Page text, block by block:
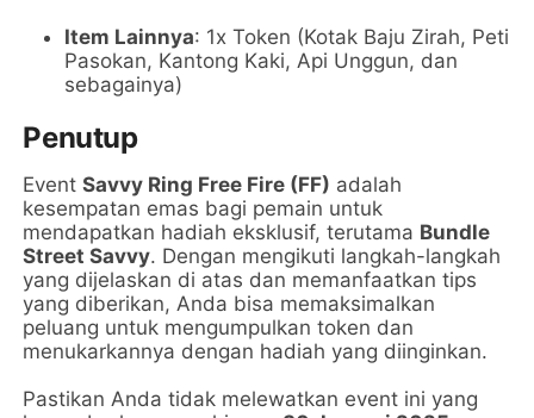
Item Lainnya: 1x Token (Kotak Baju Zirah, Peti
Pasokan, Kantong Kaki, Api Unggun, dan
sebagainya)
Penutup
EventSavvy Ring Free Fire (FF) adalah
kesempatan emas bagi pemain untuk
mendapatkan hadiah eksklusif, terutama Bundle
Street Savvy. Dengan mengikuti langkah-langkah
yang dijelaskan di atas dan memanfaatkan tips
yang diberikan, Anda bisa memaksimalkan
peluang untuk mengumpulkan token dan
menukarkannya dengan hadiah yang diinginkan.
Pastikan Anda tidak melewatkan event ini yang